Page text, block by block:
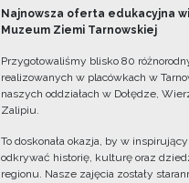
Najnowsza oferta edukacyjna
Muzeum Ziemi Tarnowskiej
Przygotowaliśmy blisko 80
realizowanych w placówkach w
naszych oddziałach w Dołędze,
Zalipiu.
To doskonała okazja, by w
odkrywać historię, kulturę oraz
regionu. Nasze zajęcia zostały